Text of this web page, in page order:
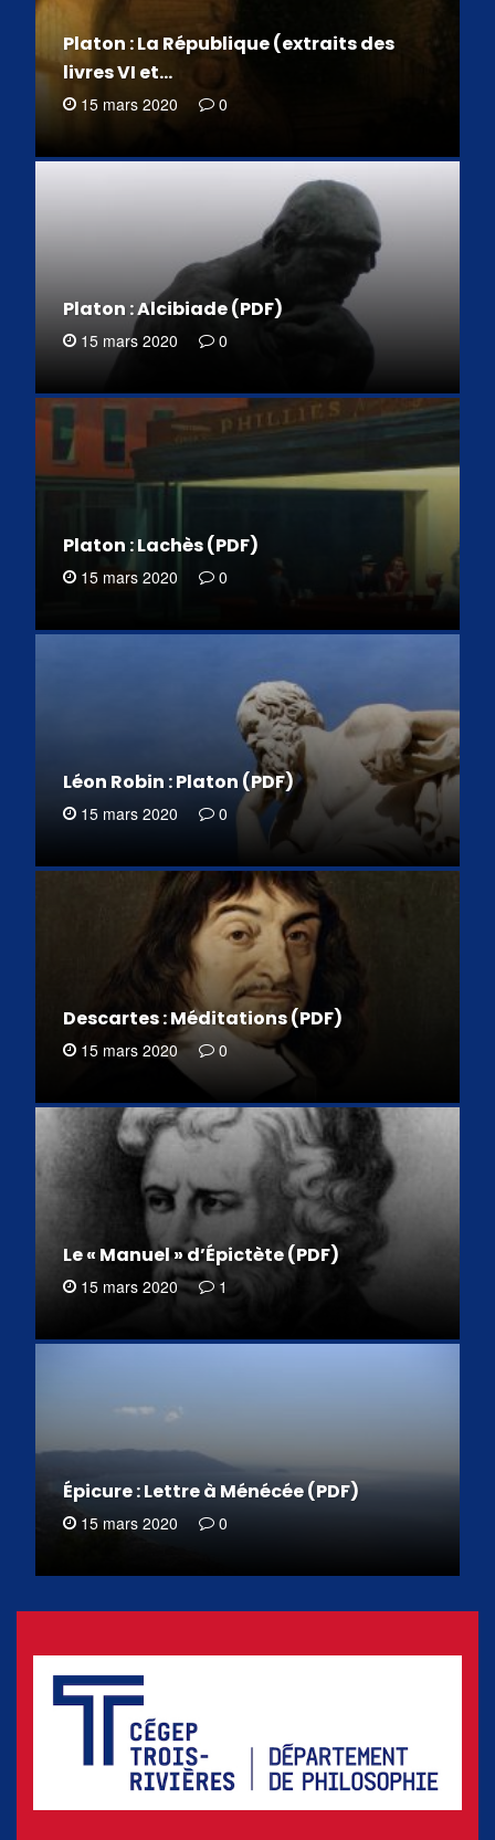
Platon : La République (extraits des
livres VI et…
15 mars 2020 0
Platon : Alcibiade (PDF)
15 mars 2020 0
Platon : Lachès (PDF)
15 mars 2020 0
Léon Robin : Platon (PDF)
15 mars 2020 0
Descartes : Méditations (PDF)
15 mars 2020 0
Le « Manuel » d’Épictète (PDF)
15 mars 2020 1
Épicure : Lettre à Ménécée (PDF)
15 mars 2020 0